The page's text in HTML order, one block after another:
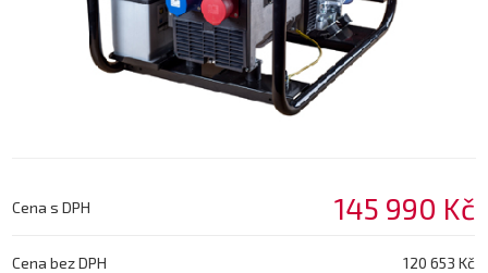
Cena s DPH 145 990 Kč
Cena bez DPH 120 653 Kč